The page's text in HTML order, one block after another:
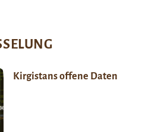
Kirgistans offene Daten